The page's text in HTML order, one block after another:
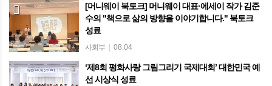
자] 예스국제친선협회(Yes In…
[머니웨이 북토크] 머니웨이 대표·에세이 작가 김준
수의 "책으로 삶의 방향을 이야기합니다." 북토크
성료
상주시립도서관에서 시민 40여 명과 함께… 책을 통해 사람과
시립도서관에서 열린 '머니웨이 북토크'에 약 40명의 시민들이
함께하며 뜻깊은 시간을 만들었다…
사회부 | 08.04
‘제8회 평화사랑 그림그리기 국제대회’ 대한민국 예
선 시상식 성료